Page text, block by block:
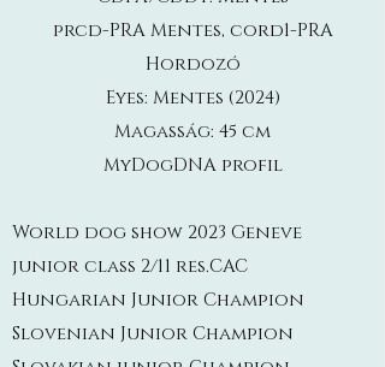
prcd-PRA Mentes, cord1-PRA
Hordozó
Eyes: Mentes (2024)
Magasság: 45 cm
MyDogDNA profil
World dog show 2023 Geneve
junior class 2/11 res.CAC
Hungarian Junior Champion
Slovenian Junior Champion